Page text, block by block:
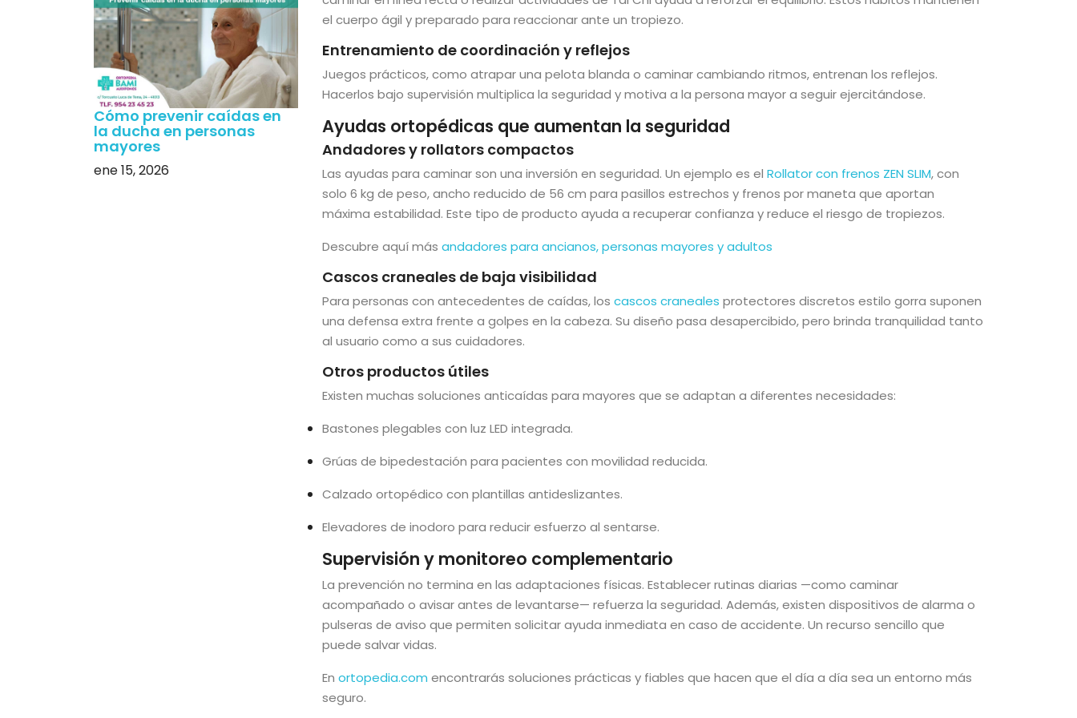
Cómo prevenir caídas en
la ducha en personas
mayores
ene 15, 2026
el cuerpo ágil y preparado para reaccionar ante un tropiezo.
Entrenamiento de coordinación y reflejos
Juegos prácticos, como atrapar una pelota blanda o caminar cambiando ritmos, entrenan los reflejos.
Hacerlos bajo supervisión multiplica la seguridad y motiva a la persona mayor a seguir ejercitándose.
Ayudas ortopédicas que aumentan la seguridad
Andadores y rollators compactos
Las ayudas para caminar son una inversión en seguridad. Un ejemplo es el Rollator con frenos ZEN SLIM, con
solo 6 kg de peso, ancho reducido de 56 cm para pasillos estrechos y frenos por maneta que aportan
máxima estabilidad. Este tipo de producto ayuda a recuperar confianza y reduce el riesgo de tropiezos.
Descubre aquí más andadores para ancianos, personas mayores y adultos
Cascos craneales de baja visibilidad
Para personas con antecedentes de caídas, los cascos craneales protectores discretos estilo gorra suponen
una defensa extra frente a golpes en la cabeza. Su diseño pasa desapercibido, pero brinda tranquilidad tanto
al usuario como a sus cuidadores.
Otros productos útiles
Existen muchas soluciones anticaídas para mayores que se adaptan a diferentes necesidades:
Bastones plegables con luz LED integrada.
Grúas de bipedestación para pacientes con movilidad reducida.
Calzado ortopédico con plantillas antideslizantes.
Elevadores de inodoro para reducir esfuerzo al sentarse.
Supervisión y monitoreo complementario
La prevención no termina en las adaptaciones físicas. Establecer rutinas diarias —como caminar
acompañado o avisar antes de levantarse— refuerza la seguridad. Además, existen dispositivos de alarma o
pulseras de aviso que permiten solicitar ayuda inmediata en caso de accidente. Un recurso sencillo que
puede salvar vidas.
En ortopedia.com encontrarás soluciones prácticas y fiables que hacen que el día a día sea un entorno más
seguro.